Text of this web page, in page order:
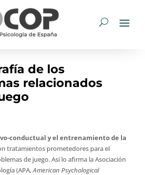
de los
relacionados
conductual y el entrenamiento de la
tratamientos prometedores para el
de juego. Así lo afirma la Asociación
(APA,American Psychological